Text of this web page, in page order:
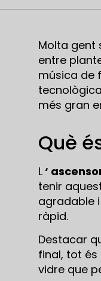
Molta gent
entre
música de
més gran
Què
L‘
tenir
agradable
ràpid.
Destacar
final, tot
vidre que